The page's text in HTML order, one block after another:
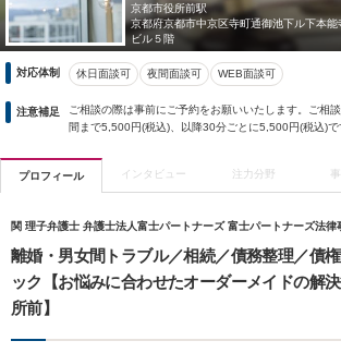
京都市役所前駅
京都府京都市中京区寺町通御池下ル下本
ビル５階
対応体制 休日面談可 夜間面談可 WEB面談可
注意補足
ご相談の際は事前にご予約をお願いいたします。ご相
間まで5,500円(税込)、以降30分ごとに5,500円(税込)で
プロフィール インタビュー 注力分野
関 理子弁護士 弁護士法人富士パートナーズ 富士パートナーズ法律
離婚・男女間トラブル／相続／債務整理／債
ック【お悩みに合わせたオーダーメイドの解
所前】